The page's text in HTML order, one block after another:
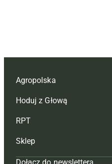
Agropolska
Redakcja
Reklama
Tagi
Hoduj z Głową
Hoduj z głową bydło
Hoduj z głową świnie
RPT
Redakcja
Sklep